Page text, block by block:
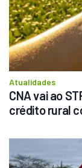
Atualidades
CNA vai ao
crédito rural